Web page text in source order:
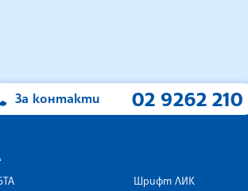
За контакти 02 9262 210
Шрифт ЛИК